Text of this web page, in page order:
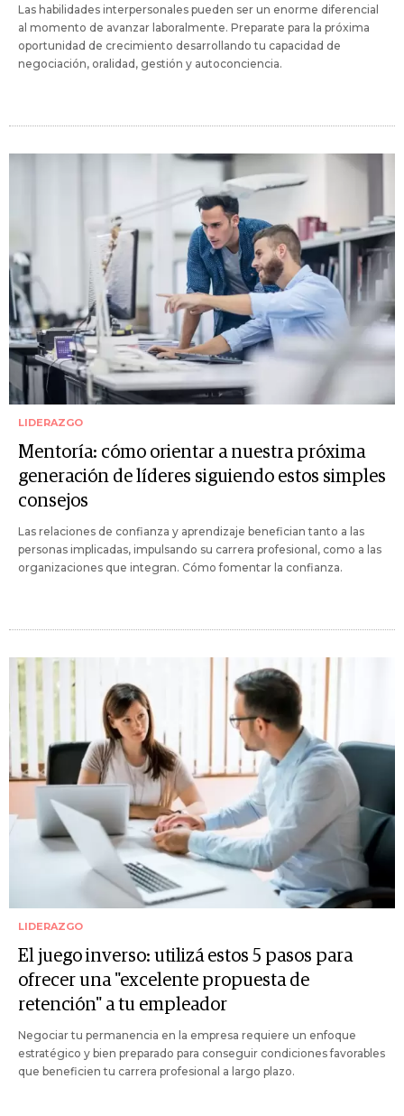
Las habilidades interpersonales pueden ser un enorme diferencial
al momento de avanzar laboralmente. Preparate para la próxima
oportunidad de crecimiento desarrollando tu capacidad de
negociación, oralidad, gestión y autoconciencia.
LIDERAZGO
Mentoría: cómo orientar a nuestra próxima
generación de líderes siguiendo estos simples
consejos
Las relaciones de confianza y aprendizaje benefician tanto a las
personas implicadas, impulsando su carrera profesional, como a las
organizaciones que integran. Cómo fomentar la confianza.
LIDERAZGO
El juego inverso: utilizá estos 5 pasos para
ofrecer una "excelente propuesta de
retención" a tu empleador
Negociar tu permanencia en la empresa requiere un enfoque
estratégico y bien preparado para conseguir condiciones favorables
que beneficien tu carrera profesional a largo plazo.